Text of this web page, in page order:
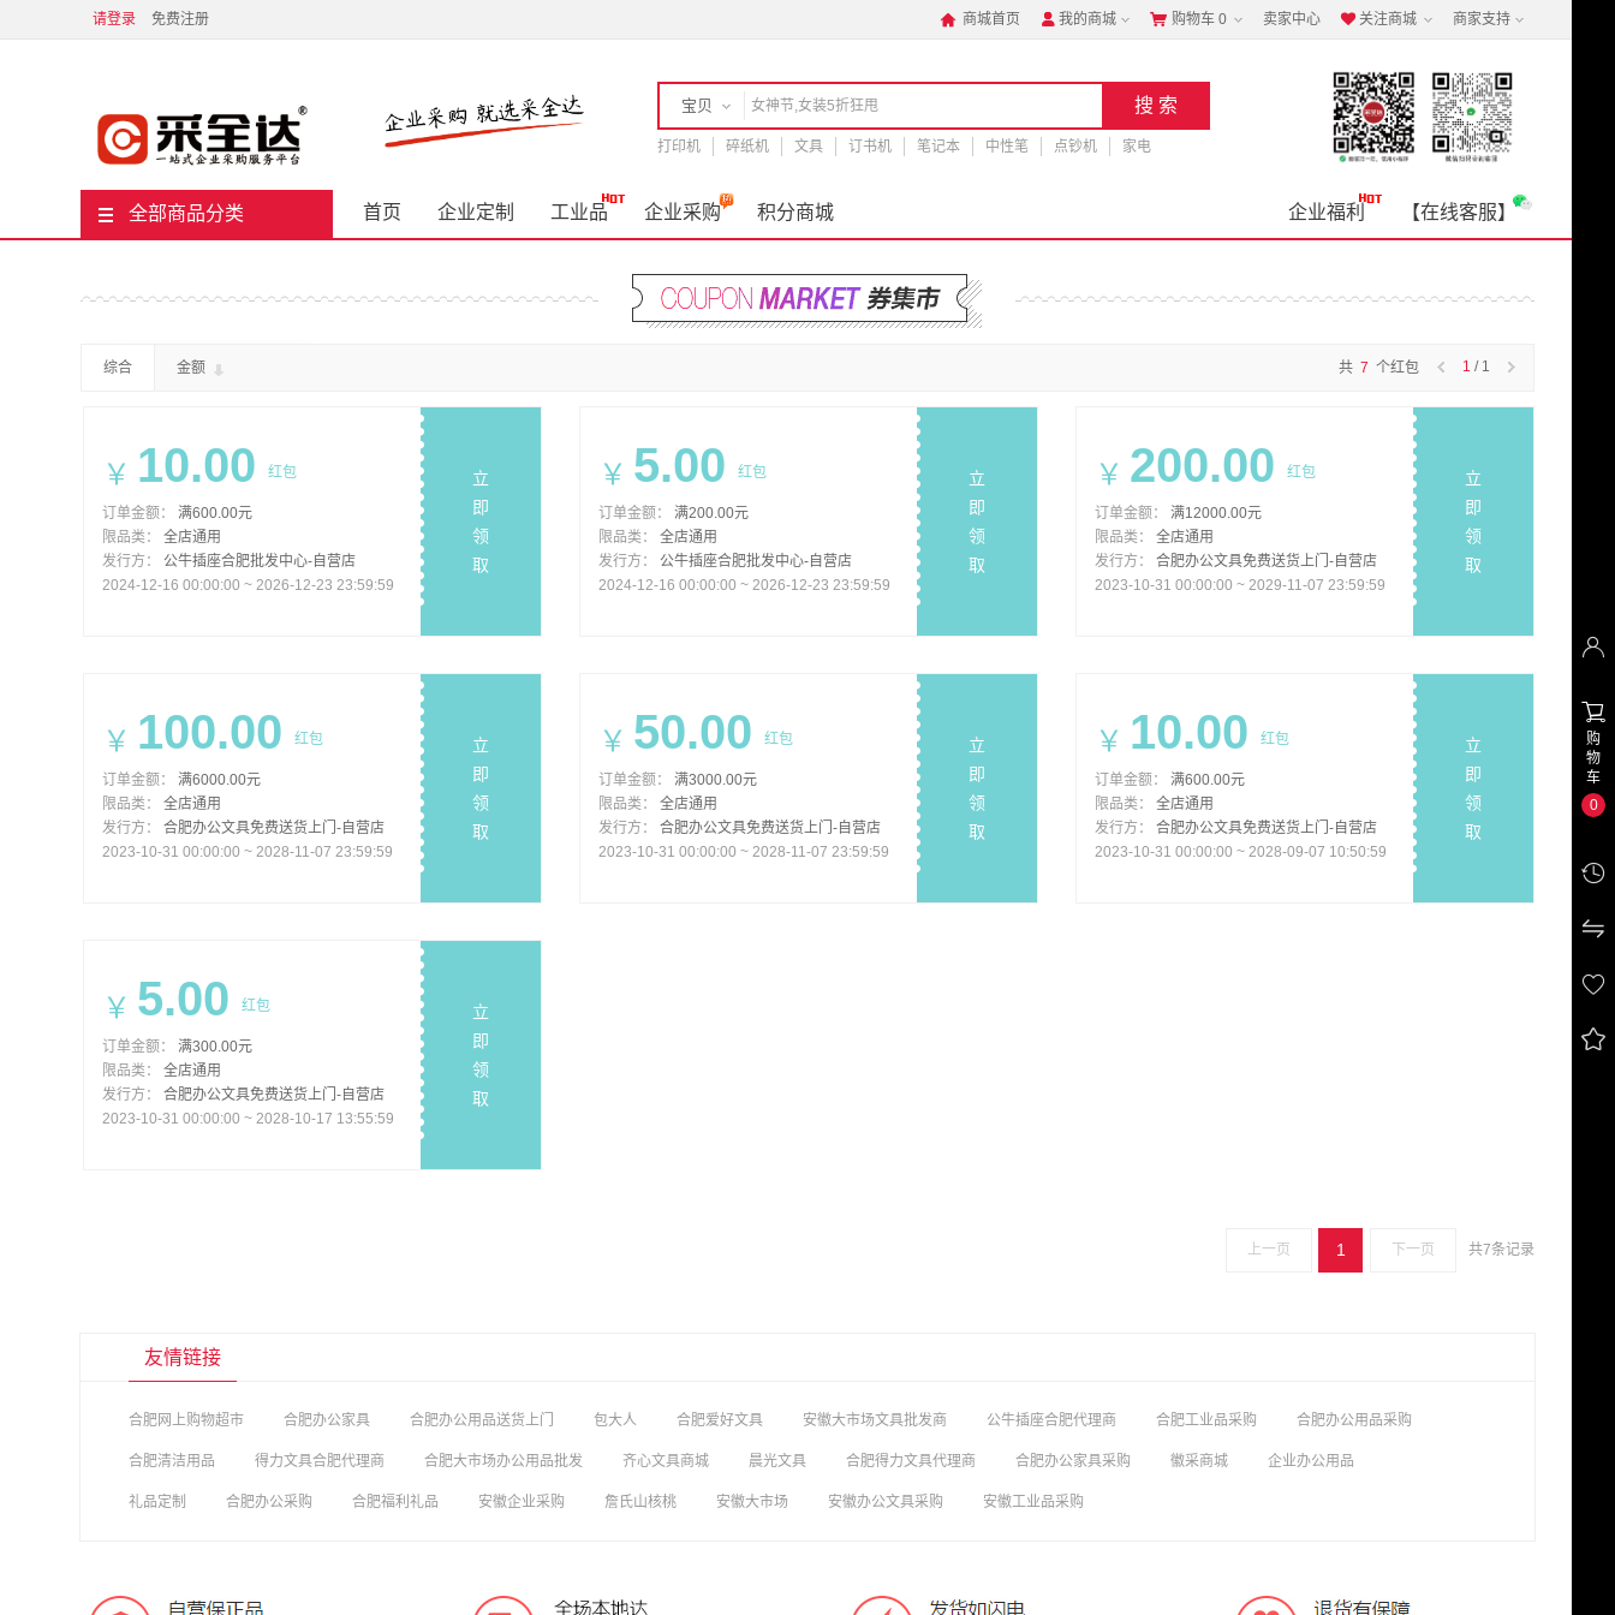
请登录 免费注册  商城首页  我的商城  购物车 0 卖家中心 关注商城 商家支持
宝贝
店铺
打印机 碎纸机 文具 订书机 笔记本 中性笔 点钞机
家电
全部商品分类 首页 企业定制 工业品 企业采购 积分商城 【在线客服】
企业福利
综合 金额 1 / 1
共 7 个红包
￥ 10.00 红包
订单金额： 满600.00元
限品类： 全店通用
发行方： 公牛插座合肥批发中心-自营店
2024-12-16 00:00:00 ~ 2026-12-23 23:59:59
立
即
领
取
￥ 5.00 红包
订单金额： 满200.00元
限品类： 全店通用
发行方： 公牛插座合肥批发中心-自营店
2024-12-16 00:00:00 ~ 2026-12-23 23:59:59
立
即
领
取
￥ 200.00 红包
订单金额： 满12000.00元
限品类： 全店通用
发行方： 合肥办公文具免费送货上门-自营店
2023-10-31 00:00:00 ~ 2029-11-07 23:59:59
立
即
领
取
￥ 100.00 红包
订单金额： 满6000.00元
限品类： 全店通用
发行方： 合肥办公文具免费送货上门-自营店
2023-10-31 00:00:00 ~ 2028-11-07 23:59:59
立
即
领
取
￥ 50.00 红包
订单金额： 满3000.00元
限品类： 全店通用
发行方： 合肥办公文具免费送货上门-自营店
2023-10-31 00:00:00 ~ 2028-11-07 23:59:59
立
即
领
取
￥ 10.00 红包
订单金额： 满600.00元
限品类： 全店通用
发行方： 合肥办公文具免费送货上门-自营店
2023-10-31 00:00:00 ~ 2028-09-07 10:50:59
立
即
领
取
￥ 5.00 红包
订单金额： 满300.00元
限品类： 全店通用
发行方： 合肥办公文具免费送货上门-自营店
2023-10-31 00:00:00 ~ 2028-10-17 13:55:59
立
即
领
取
共7条记录
上一页 1 下一页


购
物
车
0




友情链接
合肥网上购物超市 合肥办公家具 合肥办公用品送货上门 包大人 合肥爱好文具 安徽大市场文具批发商 公牛插座合肥代理商 合肥工业品采购 合肥办公用品采购
合肥清洁用品 得力文具合肥代理商 合肥大市场办公用品批发 齐心文具商城 晨光文具 合肥得力文具代理商 合肥办公家具采购 徽采商城 企业办公用品
礼品定制 合肥办公采购 合肥福利礼品 安徽企业采购 詹氏山核桃 安徽大市场 安徽办公文具采购 安徽工业品采购